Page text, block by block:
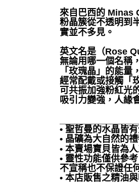
來自巴西的 Minas
粉晶簇從不透明到
實並不多見。
英文名是（Rose
無論用哪一個名稱
「玫瑰晶」的能量
經常配戴或接觸「
可共振加強粉紅光
吸引力變強，人緣
• 聖哲曼的水晶皆
• 晶礦為大自然的
• 本賣場寶貝皆為
• 靈性功能僅供參
不宣稱也不保證任
• 本店販售之精油